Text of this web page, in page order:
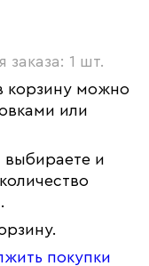
1 шт.
корзину можно
или
и
покупки